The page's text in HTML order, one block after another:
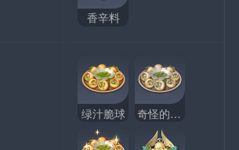
香辛料
绿汁脆球 奇怪的绿汁脆球